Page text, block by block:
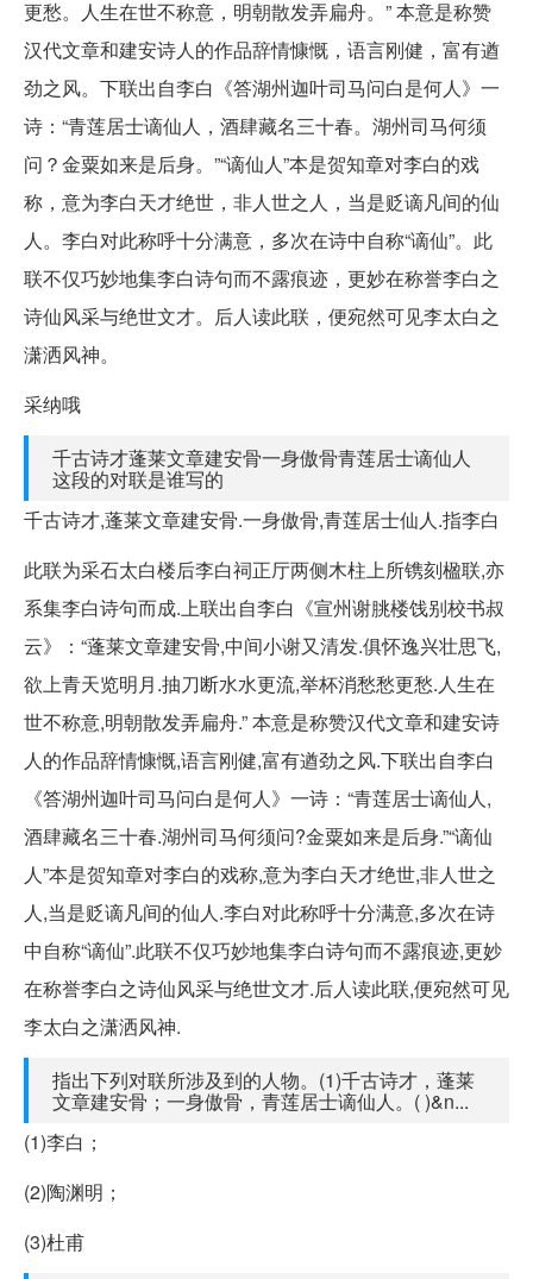
更愁。人生在世不称意，明朝散发弄扁舟。” 本意是称赞
汉代文章和建安诗人的作品辞情慷慨，语言刚健，富有遒
劲之风。下联出自李白《答湖州迦叶司马问白是何人》一
诗：“青莲居士谪仙人，酒肆藏名三十春。湖州司马何须
问？金粟如来是后身。”“谪仙人”本是贺知章对李白的戏
称，意为李白天才绝世，非人世之人，当是贬谪凡间的仙
人。李白对此称呼十分满意，多次在诗中自称“谪仙”。此
联不仅巧妙地集李白诗句而不露痕迹，更妙在称誉李白之
诗仙风采与绝世文才。后人读此联，便宛然可见李太白之
潇洒风神。
采纳哦
千古诗才蓬莱文章建安骨一身傲骨青莲居士谪仙人
这段的对联是谁写的
千古诗才,蓬莱文章建安骨.一身傲骨,青莲居士仙人.指李白
此联为采石太白楼后李白祠正厅两侧木柱上所镌刻楹联,亦
系集李白诗句而成.上联出自李白《宣州谢朓楼饯别校书叔
云》：“蓬莱文章建安骨,中间小谢又清发.俱怀逸兴壮思飞,
欲上青天览明月.抽刀断水水更流,举杯消愁愁更愁.人生在
世不称意,明朝散发弄扁舟.” 本意是称赞汉代文章和建安诗
人的作品辞情慷慨,语言刚健,富有遒劲之风.下联出自李白
《答湖州迦叶司马问白是何人》一诗：“青莲居士谪仙人,
酒肆藏名三十春.湖州司马何须问?金粟如来是后身.”“谪仙
人”本是贺知章对李白的戏称,意为李白天才绝世,非人世之
人,当是贬谪凡间的仙人.李白对此称呼十分满意,多次在诗
中自称“谪仙”.此联不仅巧妙地集李白诗句而不露痕迹,更妙
在称誉李白之诗仙风采与绝世文才.后人读此联,便宛然可见
李太白之潇洒风神.
指出下列对联所涉及到的人物。(1)千古诗才，蓬莱
文章建安骨；一身傲骨，青莲居士谪仙人。( )&n...
(1)李白；
(2)陶渊明；
(3)杜甫